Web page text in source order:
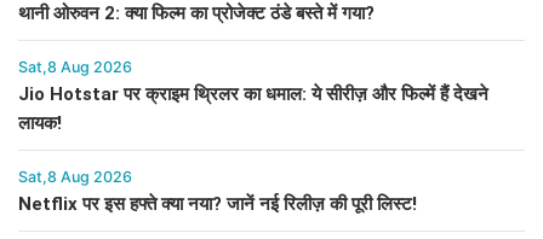
थानी ओरुवन 2: क्या फिल्म का प्रोजेक्ट ठंडे बस्ते में गया?
Sat,8 Aug 2026
Jio Hotstar पर क्राइम थ्रिलर का धमाल: ये सीरीज़ और फिल्में हैं देखने
लायक!
Sat,8 Aug 2026
Netflix पर इस हफ्ते क्या नया? जानें नई रिलीज़ की पूरी लिस्ट!